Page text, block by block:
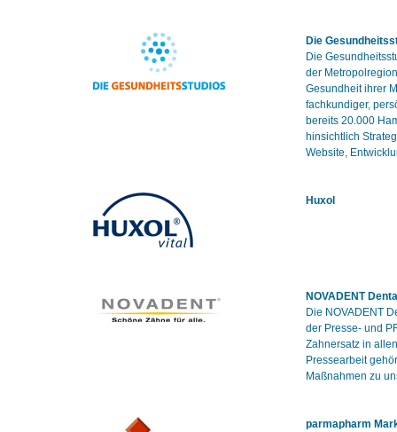
Die
Die
der
Gesundheit ihrer
fachkundiger,
bereits 20.000
hinsichtlich
Website,
Huxol
NOVADENT
Die NOVADENT
der Presse- und
Zahnersatz in
Pressearbeit
Maßnahmen zu
parmapharm